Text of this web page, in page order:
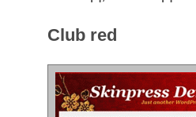
Club red